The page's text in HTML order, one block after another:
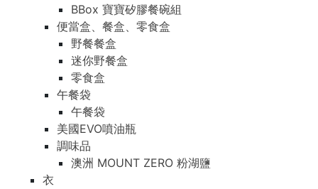
BBox 寶寶矽膠餐碗組
便當盒、餐盒、零食盒
野餐餐盒
迷你野餐盒
零食盒
午餐袋
午餐袋
美國EVO噴油瓶
調味品
澳洲 MOUNT ZERO 粉湖鹽
衣